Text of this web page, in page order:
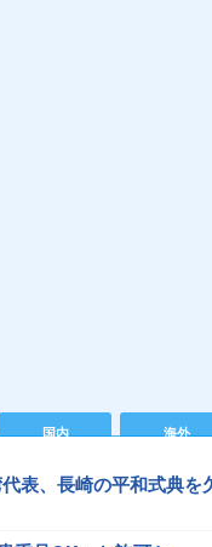
国内 海外
表、長崎の平和式典を